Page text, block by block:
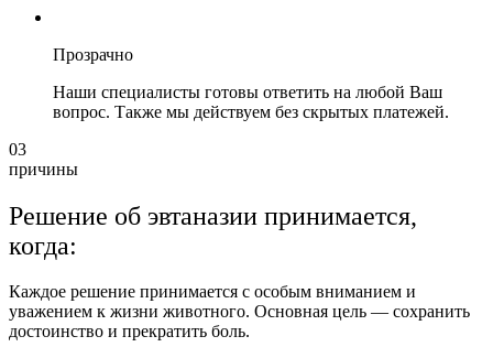
Прозрачно
Наши специалисты готовы ответить на любой Ваш
вопрос. Также мы действуем без скрытых платежей.
03
причины
Решение об эвтаназии принимается,
когда:
Каждое решение принимается с особым вниманием и
уважением к жизни животного. Основная цель — сохранить
достоинство и прекратить боль.